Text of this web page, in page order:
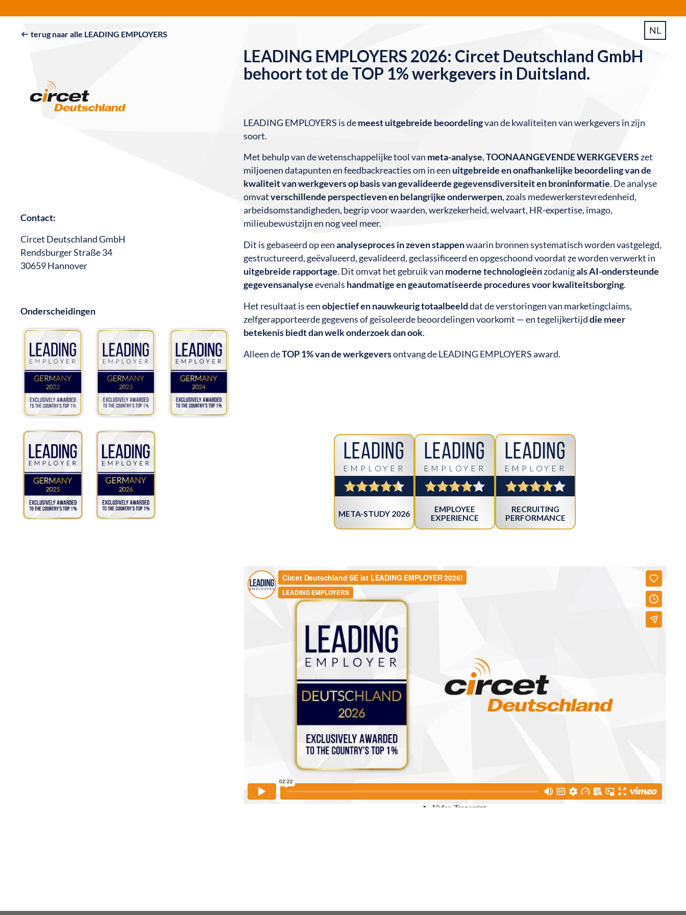
 terug naar alle LEADING EMPLOYERS NL
Contact:
Circet Deutschland GmbH
Rendsburger Straße 34
30659 Hannover
Onderscheidingen
LEADING EMPLOYERS 2026: Circet Deutschland GmbH
behoort tot de TOP 1% werkgevers in Duitsland.
LEADING EMPLOYERS is demeest uitgebreide beoordelingvan de kwaliteiten van werkgevers in zijn
soort.
Met behulp van de wetenschappelijke tool van meta-analyse,TOONAANGEVENDE WERKGEVERSzet
miljoenen datapunten en feedbackreacties om in een uitgebreide en onafhankelijke beoordeling van de
kwaliteit van werkgevers op basis van gevalideerde gegevensdiversiteit en broninformatie. De analyse
omvatverschillende perspectieven en belangrijke onderwerpen, zoals medewerkerstevredenheid,
arbeidsomstandigheden, begrip voor waarden, werkzekerheid, welvaart, HR-expertise, imago,
milieubewustzijn en nog veel meer.
Dit is gebaseerd op eenanalyseproces in zeven stappenwaarin bronnen systematisch worden vastgelegd,
gestructureerd, geëvalueerd, gevalideerd, geclassificeerd en opgeschoond voordat ze worden verwerkt in
uitgebreide rapportage. Dit omvat het gebruik van moderne technologieënzodanigals AI-ondersteunde
gegevensanalyseevenals handmatige en geautomatiseerde procedures voor kwaliteitsborging.
Het resultaat is eenobjectief en nauwkeurig totaalbeelddat de verstoringen van marketingclaims,
zelfgerapporteerde gegevens of geïsoleerde beoordelingen voorkomt — en tegelijkertijddie meer
betekenis biedt dan welk onderzoek dan ook.
Alleen deTOP 1% van de werkgeversontvang de LEADING EMPLOYERS award.
Leading
EMPLOYER
META-STUDY 2026
Leading
EMPLOYER
EMPLOYEE
EXPERIENCE
Leading
EMPLOYER
RECRUITING
PERFORMANCE